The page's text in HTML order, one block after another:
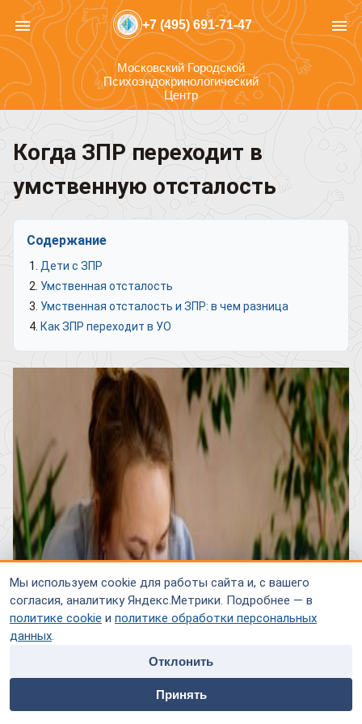
Мы используем cookie для работы сайта и, с вашего
согласия, аналитику Яндекс.Метрики. Подробнее — в
политике cookie и политике обработки персональных
данных.
Отклонить
Принять
home people
Специалисты
payment contacts
menu +7 (495) 691-71-47 menu
Московский Городской
Психоэндокринологический
Центр
Когда ЗПР переходит в
умственную отсталость
Содержание
Дети с ЗПР
Умственная отсталость
Умственная отсталость и ЗПР: в чем разница
Как ЗПР переходит в УО